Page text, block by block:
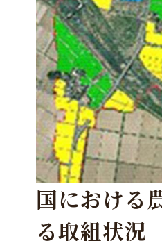
国における
る取組状況